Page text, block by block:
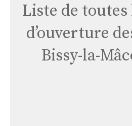
Liste de toutes
d’ouverture
Bissy-la-